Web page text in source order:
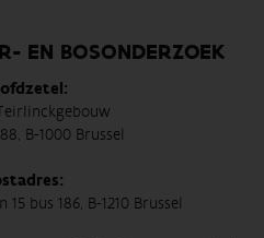
EN BOSONDERZOEK
B-1000 Brussel
bus 186, B-1210 Brussel